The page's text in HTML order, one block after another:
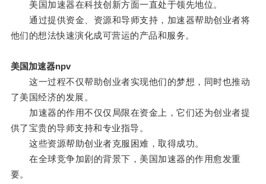
美国加速器在科技创新方面一直处于领先地位。
通过提供资金、资源和导师支持，加速器帮助创业者将
他们的想法快速演化成可营运的产品和服务。
美国加速器npv
这一过程不仅帮助创业者实现他们的梦想，同时也推动
了美国经济的发展。
加速器的作用不仅仅局限在资金上，它们还为创业者提
供了宝贵的导师支持和专业指导。
这些资源帮助创业者克服困难，取得成功。
在全球竞争加剧的背景下，美国加速器的作用愈发重
要。